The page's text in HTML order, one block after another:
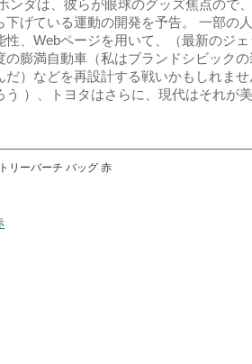
ンダは、彼らが眼球のグッズ焦点ので
下げている運動の開発を予告。 一部の
性、Webページを用いて、（最新のジ
の膨満自動車（私はブランドシビック
だ）などを再設計する戦いかもしれま
う ）、トヨタはさらに、現代はそれが
リーバーチ バッグ 赤